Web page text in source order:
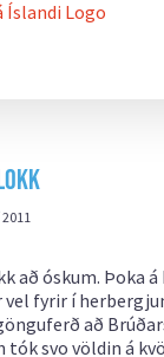
að óskum. Þoka
fyrir í
að
tók svo völdin á